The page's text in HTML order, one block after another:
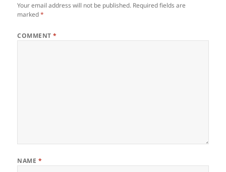
Your email address will not be published. Required fields are
marked*
COMMENT*
NAME *